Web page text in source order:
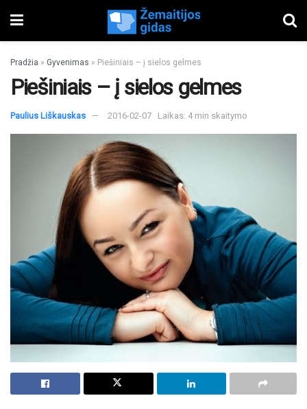
Pradžia » Gyvenimas » Piešiniais – į sielos gelmes
Piešiniais – į sielos gelmes
Paulius Liškauskas 2016-02-07 Laikas: 4 min skaitymo